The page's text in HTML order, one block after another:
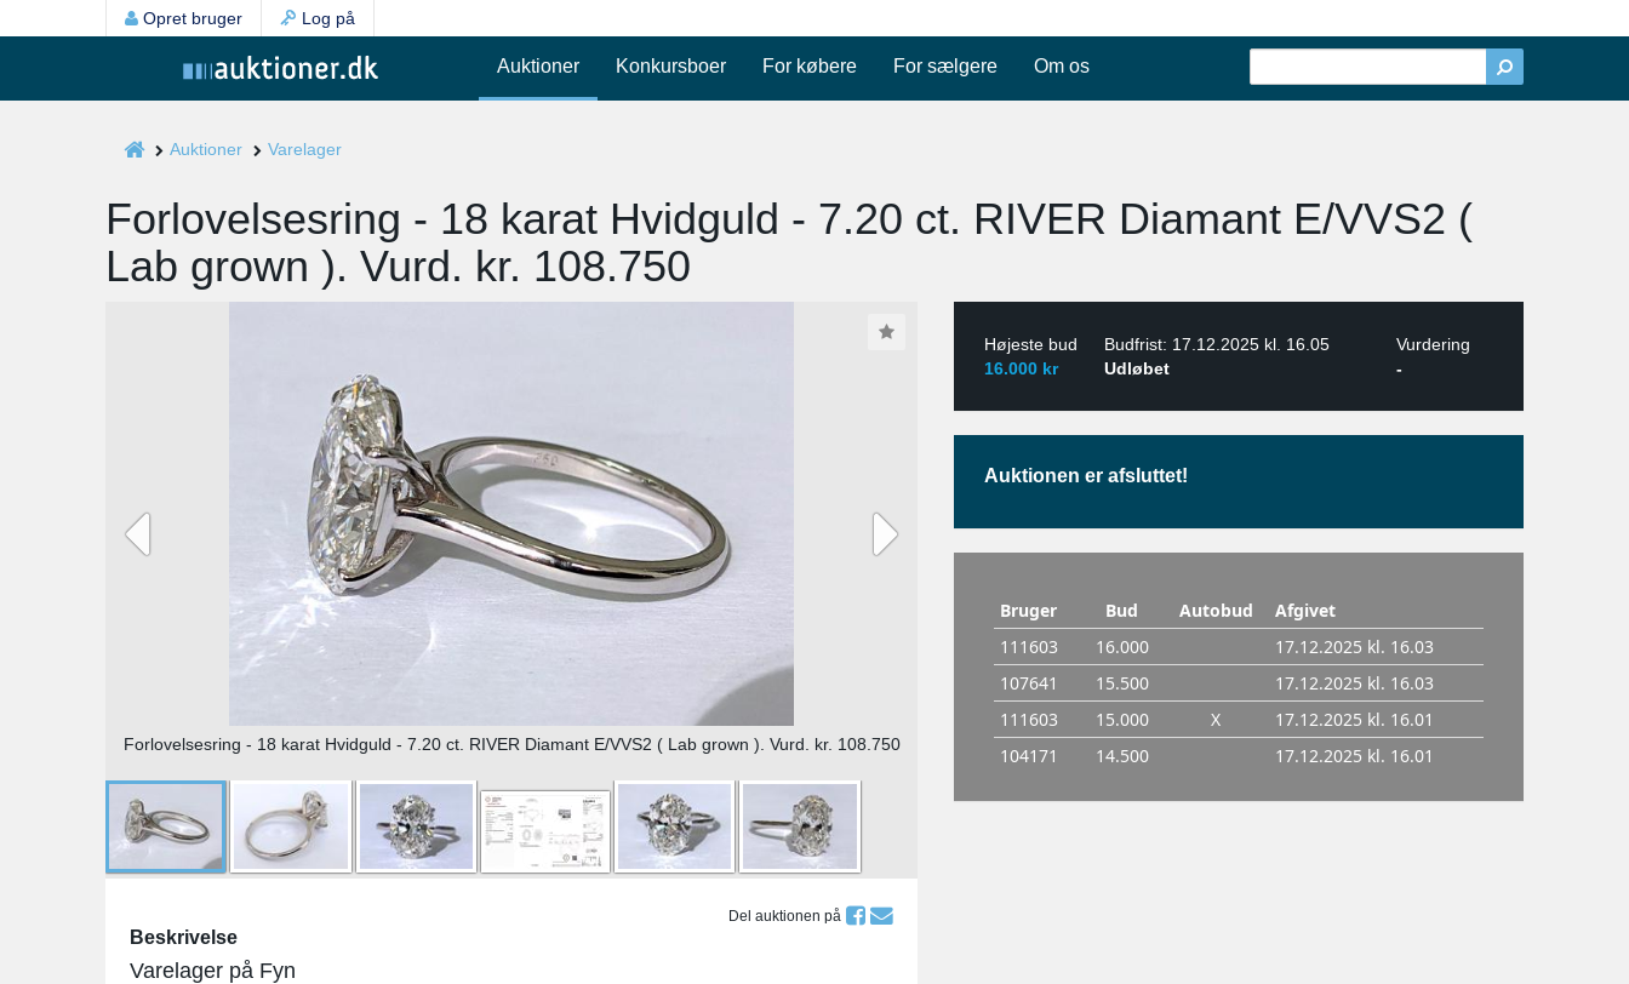
Opret bruger Log på
Auktioner Konkursboer For købere For sælgere Om os
Auktioner Varelager
Forlovelsesring - 18 karat Hvidguld - 7.20 ct. RIVER Diamant E/VVS2 (
Lab grown ). Vurd. kr. 108.750
Forlovelsesring - 18 karat Hvidguld - 7.20 ct. RIVER Diamant E/VVS2 ( Lab grown ). Vurd. kr. 108.750
Del auktionen på
Beskrivelse
Varelager på Fyn
Højeste bud Budfrist: 17.12.2025 kl. 16.05
Vurdering
16.000 kr
Udløbet -
Auktionen er afsluttet!